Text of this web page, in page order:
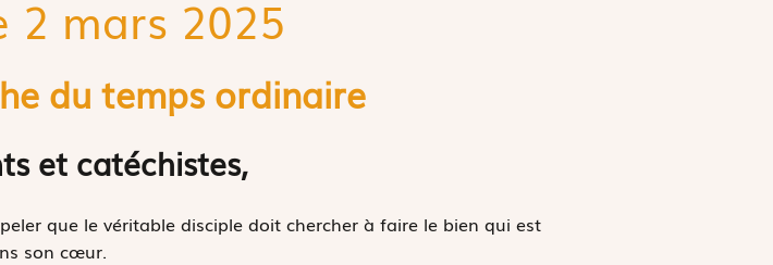
2 mars 2025
du temps ordinaire
et catéchistes,
que le véritable disciple doit chercher à faire le bien qui est
son cœur.